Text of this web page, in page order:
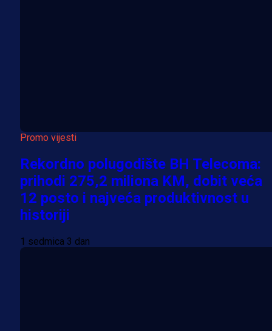
Promo vijesti
Rekordno polugodište BH Telecoma:
prihodi 275,2 miliona KM, dobit veća
12 posto i najveća produktivnost u
historiji
1 sedmica 3 dan